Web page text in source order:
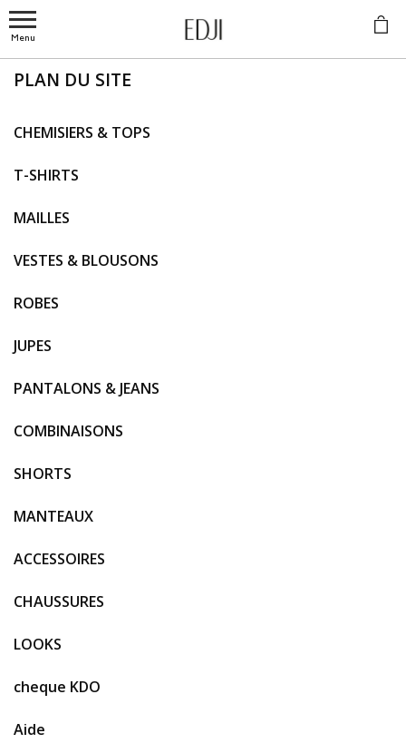
Menu
PLAN DU SITE
CHEMISIERS & TOPS
T-SHIRTS
MAILLES
VESTES & BLOUSONS
ROBES
JUPES
PANTALONS & JEANS
COMBINAISONS
SHORTS
MANTEAUX
ACCESSOIRES
CHAUSSURES
LOOKS
cheque KDO
Aide